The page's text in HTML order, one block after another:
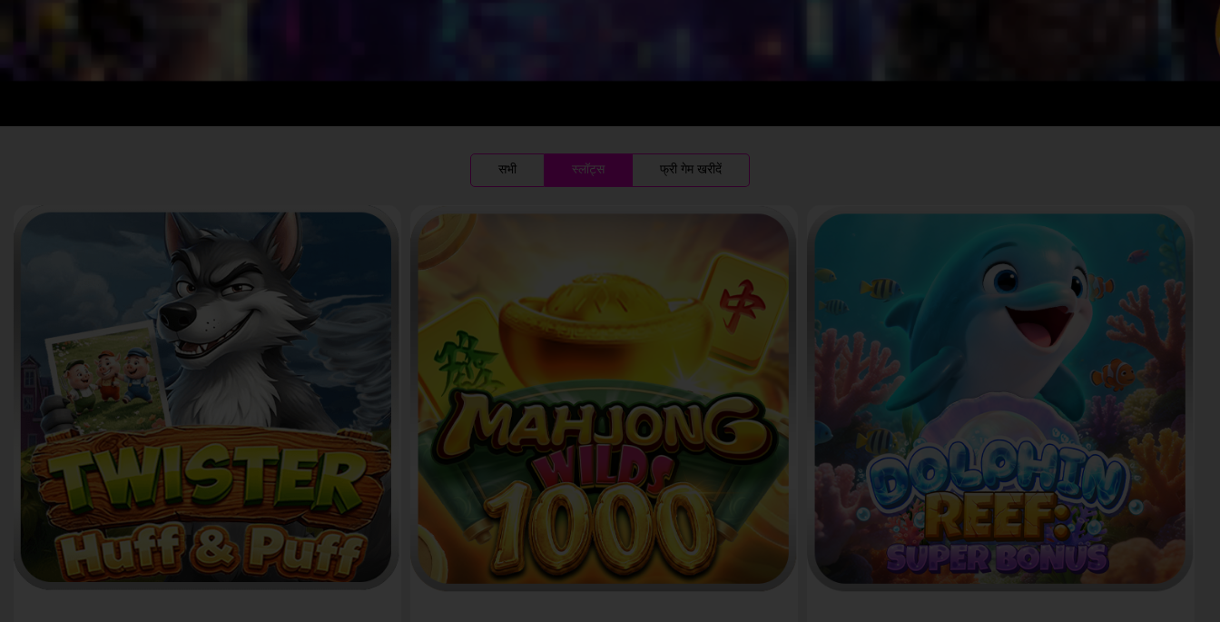
सभी स्लॉट्स फ्री गेम खरीदें